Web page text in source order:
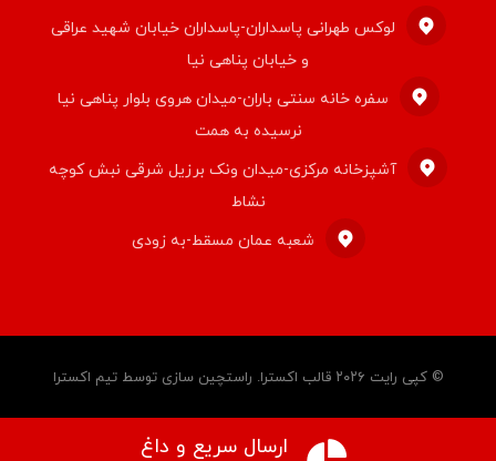
لوکس طهرانی پاسداران-پاسداران خیابان شهید عراقی
و خیابان پناهی نیا
سفره خانه سنتی باران-میدان هروی بلوار پناهی نیا
نرسیده به همت
آشپزخانه مرکزی-میدان ونک برزیل شرقی نبش کوچه
نشاط
شعبه عمان مسقط-به زودی
© کپی رایت ۲۰۲۶ قالب اکسترا. راستچین سازی توسط تیم اکسترا
ارسال سریع و داغ